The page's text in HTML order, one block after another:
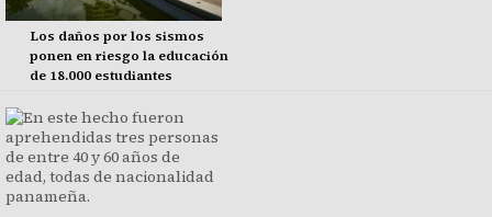
Los daños por los sismos
ponen en riesgo la educación
de 18.000 estudiantes